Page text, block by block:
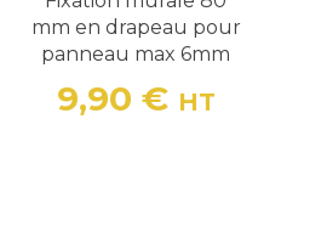
mm en drapeau pour
panneau max 6mm
Prix
9,90 € HT